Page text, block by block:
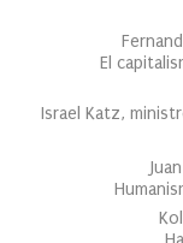
El
Israel Katz,